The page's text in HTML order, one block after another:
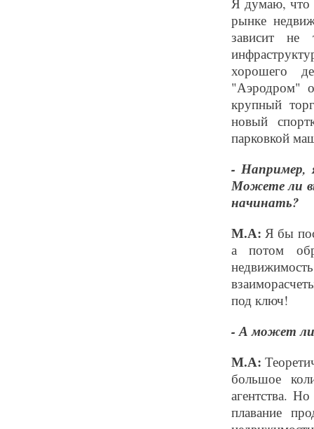
рынке
зависит
хорошего
"Аэродром"
крупный
новый
парковкой
- Например,
Можете ли
начинать?
М.А: Я бы
а потом
под ключ!
- А может ли
М.А:
большое
агентства.
плавание